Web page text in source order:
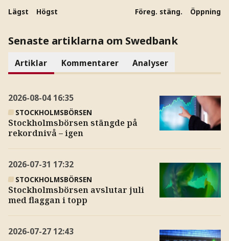
Lägst Högst Föreg. stäng. Öppning
Senaste artiklarna om Swedbank
Artiklar Kommentarer Analyser
2026-08-04 16:35
STOCKHOLMSBÖRSEN
Stockholmsbörsen stängde på
rekordnivå – igen
2026-07-31 17:32
STOCKHOLMSBÖRSEN
Stockholmsbörsen avslutar juli
med flaggan i topp
2026-07-27 12:43